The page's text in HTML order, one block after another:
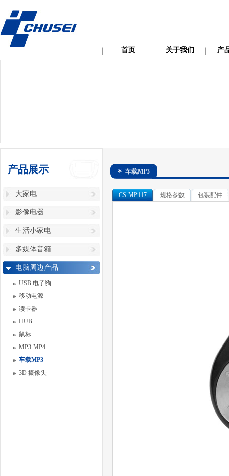
首页 关于我们 产
产品展示
大家电
影像电器
生活小家电
多媒体音箱
电脑周边产品
USB 电子狗
移动电源
读卡器
HUB
鼠标
MP3-MP4
车载MP3
3D 摄像头
车载MP3
CS-MP117 规格参数 包装配件